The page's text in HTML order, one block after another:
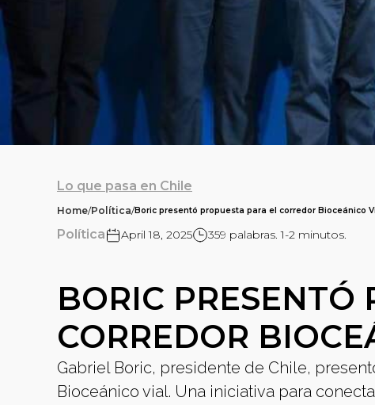
Lo que pasa en Chile
Home/Política/Boric presentó propuesta para el corredor Bioceánico
Política April 18, 2025 359 palabras. 1-2 minutos.
BORIC PRESENTÓ
CORREDOR
Gabriel Boric, presidente de Chile,
Bioceánico vial. Una iniciativa para